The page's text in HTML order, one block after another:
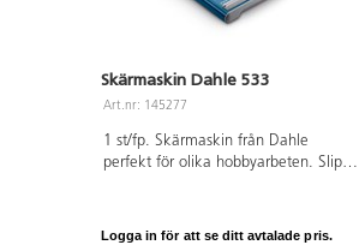
Skärmaskin Dahle 533
Art.nr: 145277
1 st/fp. Skärmaskin från Dahle
perfekt för olika hobbyarbeten. Slipad
gummifötter för att den ska stå
Logga in för att se ditt avtalade pris.